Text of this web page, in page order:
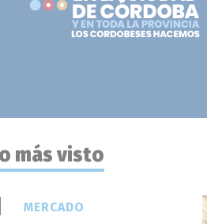
más visto
MERCADO